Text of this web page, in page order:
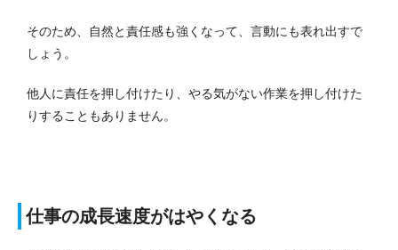
そのため、自然と責任感も強くなって、言動にも表れ出すで
しょう。
他人に責任を押し付けたり、やる気がない作業を押し付けた
りすることもありません。
仕事の成長速度がはやくなる